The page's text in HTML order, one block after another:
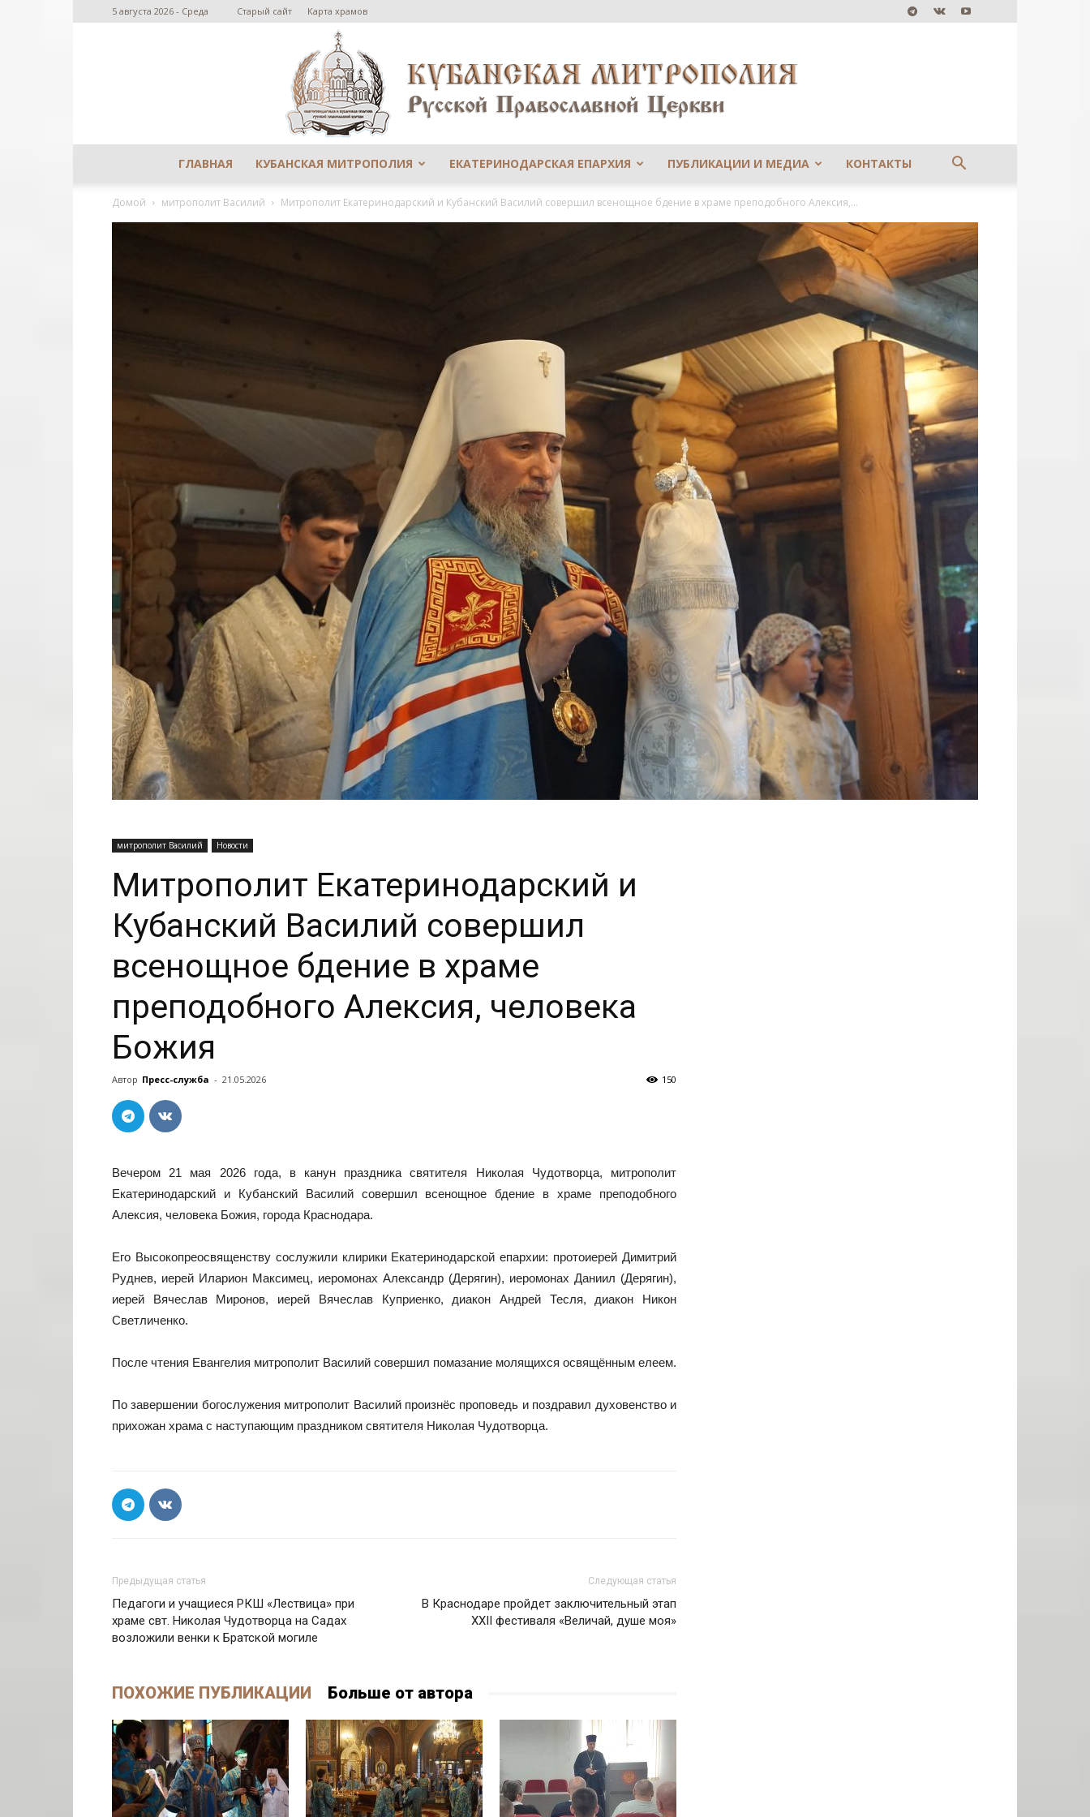
5 августа 2026 - Среда Старый сайт Карта храмов
Кубанской
епархии
ГЛАВНАЯ КУБАНСКАЯ МИТРОПОЛИЯ ЕКАТЕРИНОДАРСКАЯ ЕПАРХИЯ ПУБЛИКАЦИИ И МЕДИА КОНТАКТЫ
Домой митрополит Василий Митрополит Екатеринодарский и Кубанский Василий совершил всенощное бдение в храме преподобного Алексия,...
митрополит Василий Новости
Митрополит Екатеринодарский и
Кубанский Василий совершил
всенощное бдение в храме
преподобного Алексия, человека
Божия
Автор Пресс-служба - 21.05.2026 150
Вечером 21 мая 2026 года, в канун праздника святителя Николая Чудотворца, митрополит
Екатеринодарский и Кубанский Василий совершил всенощное бдение в храме преподобного
Алексия, человека Божия, города Краснодара.
Его Высокопреосвященству сослужили клирики Екатеринодарской епархии: протоиерей Димитрий
Руднев, иерей Иларион Максимец, иеромонах Александр (Дерягин), иеромонах Даниил (Дерягин),
иерей Вячеслав Миронов, иерей Вячеслав Куприенко, диакон Андрей Тесля, диакон Никон
Светличенко.
После чтения Евангелия митрополит Василий совершил помазание молящихся освящённым елеем.
По завершении богослужения митрополит Василий произнёс проповедь и поздравил духовенство и
прихожан храма с наступающим праздником святителя Николая Чудотворца.
Предыдущая статья
Педагоги и учащиеся РКШ «Лествица» при
храме свт. Николая Чудотворца на Садах
возложили венки к Братской могиле
Следующая статья
В Краснодаре пройдет заключительный этап
XXII фестиваля «Величай, душе моя»
ПОХОЖИЕ ПУБЛИКАЦИИ Больше от автора